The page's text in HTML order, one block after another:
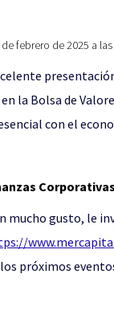
de febrero de 2025 a
la Bolsa de
con el
mucho gusto, le
próximos